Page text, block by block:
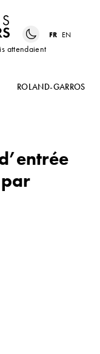
attendaient
FR EN
ROLAND-GARROS